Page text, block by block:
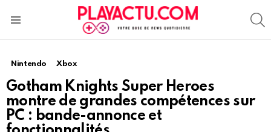
Nintendo Xbox
Gotham Knights Super Heroes
montre de grandes compétences sur
PC : bande-annonce et